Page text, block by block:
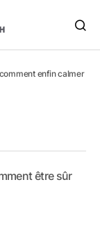
enfin calmer
être sûr